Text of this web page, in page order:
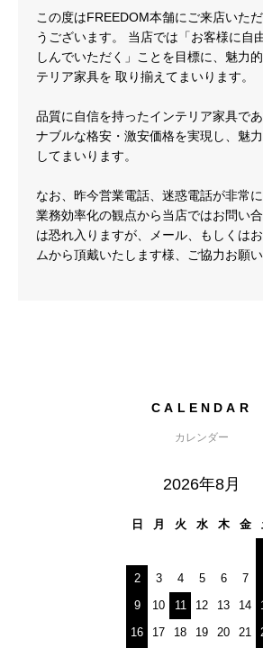
この度はFREEDOM本舗にご来店いた
うございます。 当店では「お客様に自
しんでいただく」ことを目標に、魅力
テリア家具を 取り揃えてまいります。
品質に自信を持ったインテリア家具で
ナブルな格安・激安価格を実現し、魅
してまいります。
なお、昨今営業電話、迷惑電話が非常に
業務効率化の観点から当店ではお問い
は恐れ入りますが、メール、もしくは
ムから頂戴いたします様、ご協力お願い
CALENDAR
カレンダー
2026年8月
日 月 火 水 木 金
2
3 4 5 6 7
9
10 11 12 13 14
16
17 18 19 20 21